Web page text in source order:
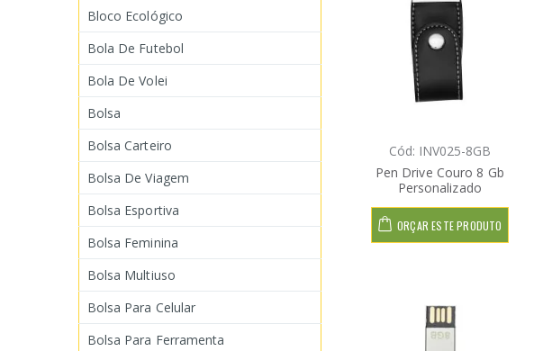
Cód: INV025-8GB
Pen Drive Couro 8 Gb
Personalizado
ORÇAR ESTE PRODUTO
Bloco Ecológico
Bola De Futebol
Bola De Volei
Bolsa
Bolsa Carteiro
Bolsa De Viagem
Bolsa Esportiva
Bolsa Feminina
Bolsa Multiuso
Bolsa Para Celular
Bolsa Para Ferramenta